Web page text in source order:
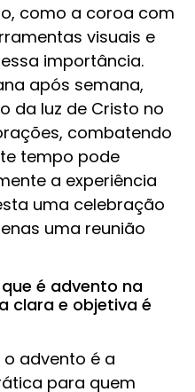
como a coroa com
visuais e
importância.
após semana,
da luz de Cristo no
combatendo
tempo pode
a experiência
uma celebração
uma reunião
é advento na
clara e objetiva é
advento é a
para quem